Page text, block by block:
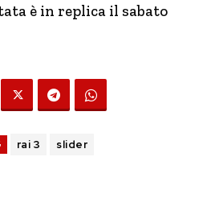
è in replica il sabato
rai 3 slider